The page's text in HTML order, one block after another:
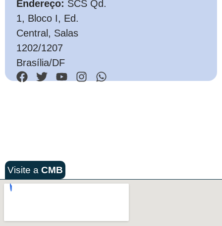
Endereço: SCS Qd.
1, Bloco I, Ed.
Central, Salas
1202/1207
Brasília/DF
Visite a CMB